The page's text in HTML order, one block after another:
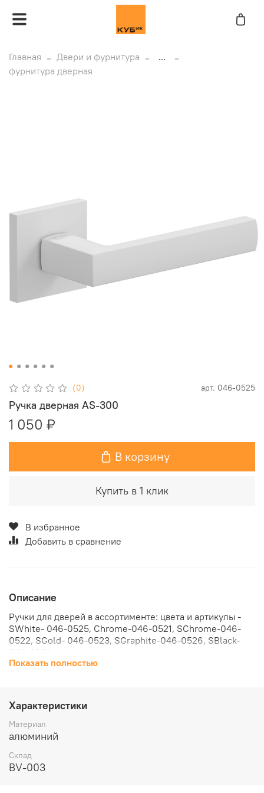
Главная Двери и фурнитура
...
фурнитура дверная
(0) арт. 046-0525
Ручка дверная AS-300
1 050 ₽
В корзину
Купить в 1 клик
В избранное
Добавить в сравнение
Описание
Ручки для дверей в ассортименте: цвета и артикулы -
SWhite- 046-0525, Chrome-046-0521, SChrome-046-
0522, SGold- 046-0523, SGraphite-046-0526, SBlack-
необходимости отрезается под толщину дверного
полотна.
Комплектация: Ручки - 1 пара; саморезы - 8 шт.; квадрат
шт.; стопорные винты - 4 шт.
Ручка для межкомнатной двери BRAVO AS-300 SBlack
Показать полностью
Характеристики
Материал
алюминий
Склад
BV-003